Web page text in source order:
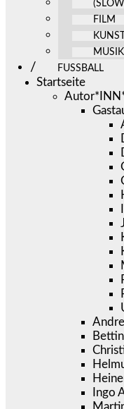
FILM
KUNST
MUSIK
FUSSBALL
Startseite
Ingo